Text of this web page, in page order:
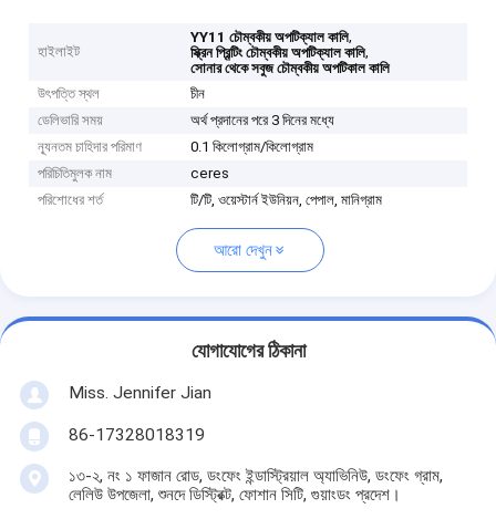
হাইলাইট
YY11 চৌম্বকীয় অপটিক্যাল কালি,
স্ক্রিন প্রিন্টিং চৌম্বকীয় অপটিক্যাল কালি,
সোনার থেকে সবুজ চৌম্বকীয় অপটিকাল কালি
উৎপত্তি স্থল
চীন
ডেলিভারি সময়
অর্থ প্রদানের পরে 3 দিনের মধ্যে
ন্যূনতম চাহিদার পরিমাণ
0.1 কিলোগ্রাম/কিলোগ্রাম
পরিচিতিমুলক নাম
ceres
পরিশোধের শর্ত
টি/টি, ওয়েস্টার্ন ইউনিয়ন, পেপাল, মানিগ্রাম
আরো দেখুন
যোগাযোগের ঠিকানা
Miss. Jennifer Jian
86-17328018319
১৩-২, নং ১ ফাজান রোড, ডংফেং ইন্ডাস্ট্রিয়াল অ্যাভিনিউ, ডংফেং গ্রাম,
লেলিউ উপজেলা, শুনদে ডিস্ট্রিক্ট, ফোশান সিটি, গুয়াংডং প্রদেশ।